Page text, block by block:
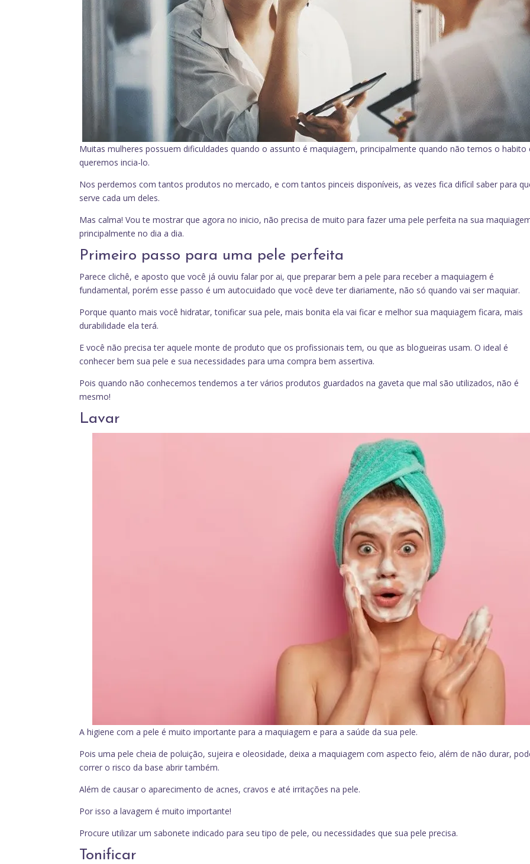
Muitas mulheres possuem dificuldades quando o assunto é maquiagem, principalmente quando não temos o habito
queremos incia-lo.
Nos perdemos com tantos produtos no mercado, e com tantos pinceis disponíveis, as vezes fica difícil saber para
serve cada um deles.
Mas calma! Vou te mostrar que agora no inicio, não precisa de muito para fazer uma pele perfeita na sua
principalmente no dia a dia.
Primeiro passo para uma pele perfeita
Parece clichê, e aposto que você já ouviu falar por ai, que preparar bem a pele para receber a maquiagem é
fundamental, porém esse passo é um autocuidado que você deve ter diariamente, não só quando vai ser maquiar.
Porque quanto mais você hidratar, tonificar sua pele, mais bonita ela vai ficar e melhor sua maquiagem ficara, mais
durabilidade ela terá.
E você não precisa ter aquele monte de produto que os profissionais tem, ou que as blogueiras usam. O ideal é
conhecer bem sua pele e sua necessidades para uma compra bem assertiva.
Pois quando não conhecemos tendemos a ter vários produtos guardados na gaveta que mal são utilizados, não é
mesmo!
Lavar
A higiene com a pele é muito importante para a maquiagem e para a saúde da sua pele.
Pois uma pele cheia de poluição, sujeira e oleosidade, deixa a maquiagem com aspecto feio, além de não durar,
correr o risco da base abrir também.
Além de causar o aparecimento de acnes, cravos e até irritações na pele.
Por isso a lavagem é muito importante!
Procure utilizar um sabonete indicado para seu tipo de pele, ou necessidades que sua pele precisa.
Tonificar